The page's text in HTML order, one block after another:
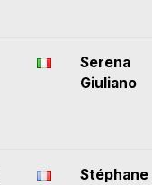
Serena
Giuliano
Stéphane